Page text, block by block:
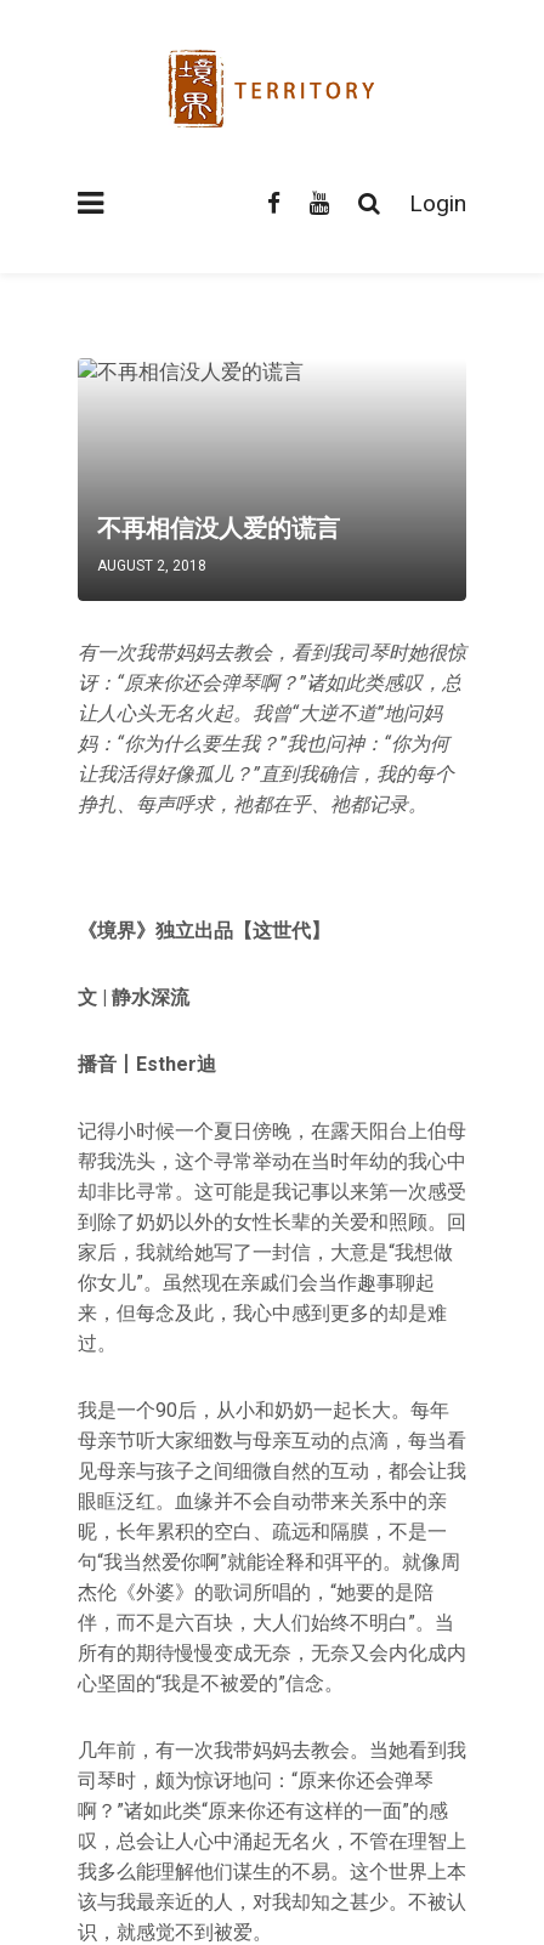
Login
不再相信没人爱的谎言
AUGUST 2, 2018
有一次我带妈妈去教会，看到我司琴时她很惊
讶：“原来你还会弹琴啊？”诸如此类感叹，总
让人心头无名火起。我曾“大逆不道”地问妈
妈：“你为什么要生我？”我也问神：“你为何
让我活得好像孤儿？”直到我确信，我的每个
挣扎、每声呼求，祂都在乎、祂都记录。
《境界》独立出品【这世代】
文 | 静水深流
播音丨Esther迪
记得小时候一个夏日傍晚，在露天阳台上伯母
帮我洗头，这个寻常举动在当时年幼的我心中
却非比寻常。这可能是我记事以来第一次感受
到除了奶奶以外的女性长辈的关爱和照顾。回
家后，我就给她写了一封信，大意是“我想做
你女儿”。虽然现在亲戚们会当作趣事聊起
来，但每念及此，我心中感到更多的却是难
过。
我是一个90后，从小和奶奶一起长大。每年
母亲节听大家细数与母亲互动的点滴，每当看
见母亲与孩子之间细微自然的互动，都会让我
眼眶泛红。血缘并不会自动带来关系中的亲
昵，长年累积的空白、疏远和隔膜，不是一
句“我当然爱你啊”就能诠释和弭平的。就像周
杰伦《外婆》的歌词所唱的，“她要的是陪
伴，而不是六百块，大人们始终不明白”。当
所有的期待慢慢变成无奈，无奈又会内化成内
心坚固的“我是不被爱的”信念。
几年前，有一次我带妈妈去教会。当她看到我
司琴时，颇为惊讶地问：“原来你还会弹琴
啊？”诸如此类“原来你还有这样的一面”的感
叹，总会让人心中涌起无名火，不管在理智上
我多么能理解他们谋生的不易。这个世界上本
该与我最亲近的人，对我却知之甚少。不被认
识，就感觉不到被爱。